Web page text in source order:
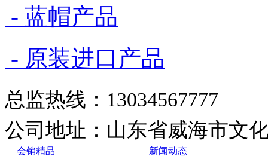
- 蓝帽产品
- 原装进口产品
总监热线：13034567777
公司地址：山东省威海市文
会销精品 新闻动态